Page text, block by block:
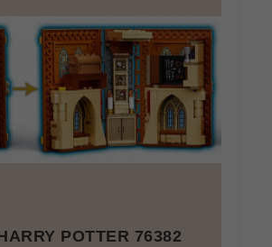
POTTER 76382